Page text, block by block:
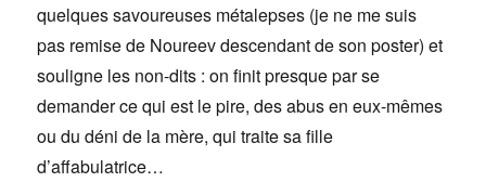
quelques savoureuses métalepses (je ne me suis
pas remise de Noureev descendant de son poster) et
souligne les non-dits : on finit presque par se
demander ce qui est le pire, des abus en eux-mêmes
ou du déni de la mère, qui traite sa fille
d’affabulatrice…